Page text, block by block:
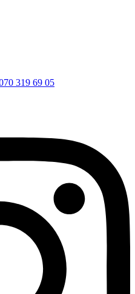
319 69 05